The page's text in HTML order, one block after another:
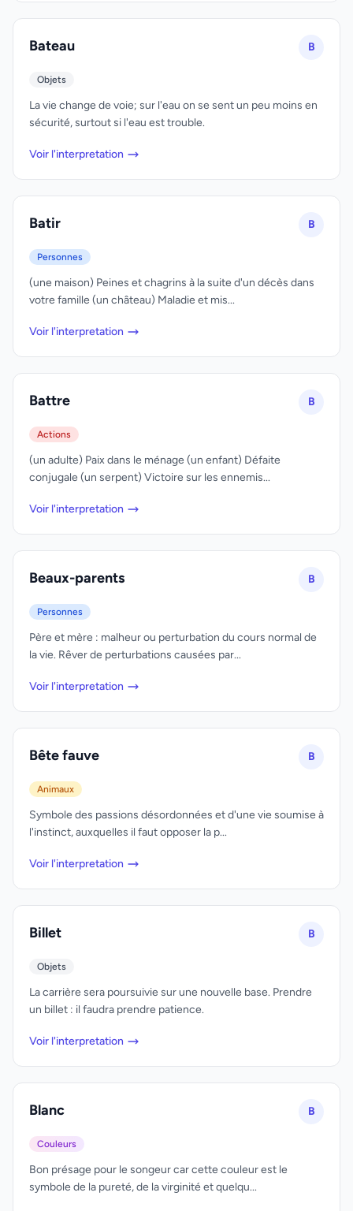
Bateau B
Objets
La vie change de voie; sur l'eau on se sent un peu moins en
sécurité, surtout si l'eau est trouble.
Voir l'interpretation
Batir B
Personnes
(une maison) Peines et chagrins à la suite d'un décès dans
votre famille (un château) Maladie et mis...
Voir l'interpretation
Battre B
Actions
(un adulte) Paix dans le ménage (un enfant) Défaite
conjugale (un serpent) Victoire sur les ennemis...
Voir l'interpretation
Beaux-parents B
Personnes
Père et mère : malheur ou perturbation du cours normal de
la vie. Rêver de perturbations causées par...
Voir l'interpretation
Bête fauve B
Animaux
Symbole des passions désordonnées et d'une vie soumise à
l'instinct, auxquelles il faut opposer la p...
Voir l'interpretation
Billet B
Objets
La carrière sera poursuivie sur une nouvelle base. Prendre
un billet : il faudra prendre patience.
Voir l'interpretation
Blanc B
Couleurs
Bon présage pour le songeur car cette couleur est le
symbole de la pureté, de la virginité et quelqu...